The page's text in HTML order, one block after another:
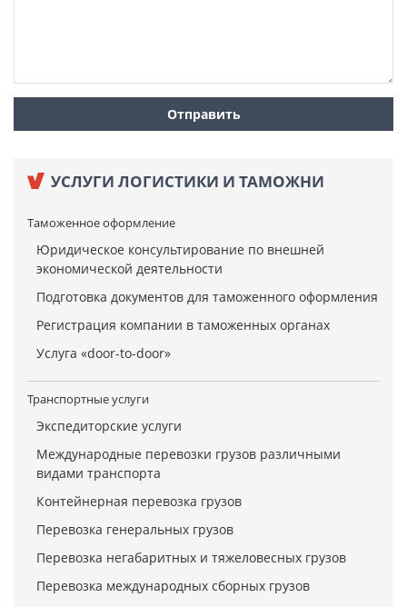
УСЛУГИ ЛОГИСТИКИ И ТАМОЖНИ
Таможенное оформление
Юридическое консультирование по внешней
экономической деятельности
Подготовка документов для таможенного оформления
Регистрация компании в таможенных органах
Услуга «door-to-door»
Транспортные услуги
Экспедиторские услуги
Международные перевозки грузов различными
видами транспорта
Контейнерная перевозка грузов
Перевозка генеральных грузов
Перевозка негабаритных и тяжеловесных грузов
Перевозка международных сборных грузов